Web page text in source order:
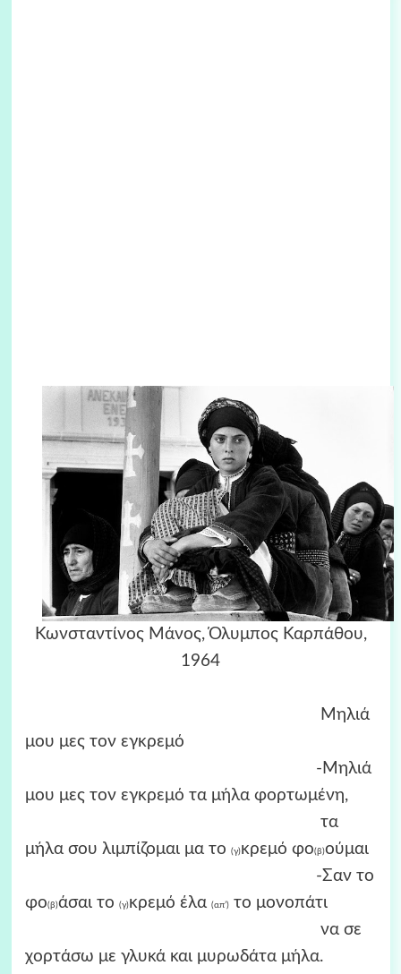
Κωνσταντίνος Μάνος, Όλυμπος Καρπάθου,
1964
Μηλιά
μου μες τον εγκρεμό
-Μηλιά
μου μες τον εγκρεμό τα μήλα φορτωμένη,
τα
μήλα σου λιμπίζομαι μα το (γ)κρεμό φο(β)ούμαι
-Σαν το
φο(β)άσαι το (γ)κρεμό έλα (απ’)το μονοπάτι
να σε
χορτάσω με γλυκά και μυρωδάτα μήλα.